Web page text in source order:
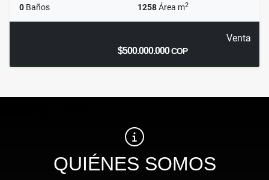
0 Baños 1258Área m2
Venta
$500.000.000COP
QUIÉNES SOMOS